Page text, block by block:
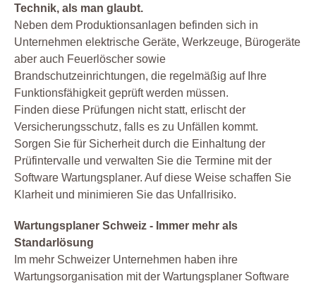
Technik, als man glaubt.
Neben dem Produktionsanlagen befinden sich in
Unternehmen elektrische Geräte, Werkzeuge, Bürogeräte
aber auch Feuerlöscher sowie
Brandschutzeinrichtungen, die regelmäßig auf Ihre
Funktionsfähigkeit geprüft werden müssen.
Finden diese Prüfungen nicht statt, erlischt der
Versicherungsschutz, falls es zu Unfällen kommt.
Sorgen Sie für Sicherheit durch die Einhaltung der
Prüfintervalle und verwalten Sie die Termine mit der
Software Wartungsplaner. Auf diese Weise schaffen Sie
Klarheit und minimieren Sie das Unfallrisiko.
Wartungsplaner Schweiz - Immer mehr als
Standarlösung
Im mehr Schweizer Unternehmen haben ihre
Wartungsorganisation mit der Wartungsplaner Software